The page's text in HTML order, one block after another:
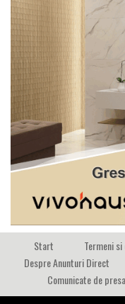
Start Termeni
Despre Anunturi Direct
Comunicate de presa